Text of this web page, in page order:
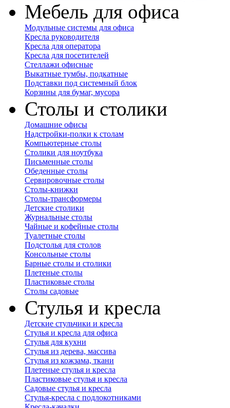
Мебель для офиса
Модульные системы для офиса
Кресла руководителя
Кресла для оператора
Кресла для посетителей
Стеллажи офисные
Выкатные тумбы, подкатные
Подставки под системный блок
Корзины для бумаг, мусора
Столы и столики
Домашние офисы
Надстройки-полки к столам
Компьютерные столы
Столики для ноутбука
Письменные столы
Обеденные столы
Сервировочные столы
Столы-книжки
Столы-трансформеры
Детские столики
Журнальные столы
Чайные и кофейные столы
Туалетные столы
Подстолья для столов
Консольные столы
Барные столы и столики
Плетеные столы
Пластиковые столы
Столы садовые
Стулья и кресла
Детские стульчики и кресла
Стулья и кресла для офиса
Стулья для кухни
Стулья из дерева, массива
Стулья из кожзама, ткани
Плетеные стулья и кресла
Пластиковые стулья и кресла
Садовые стулья и кресла
Стулья-кресла с подлокотниками